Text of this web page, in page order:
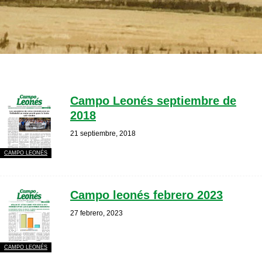
CAMPO LEONÉS
Campo Leonés septiembre de
2018
21 septiembre, 2018
CAMPO LEONÉS
Campo leonés febrero 2023
27 febrero, 2023